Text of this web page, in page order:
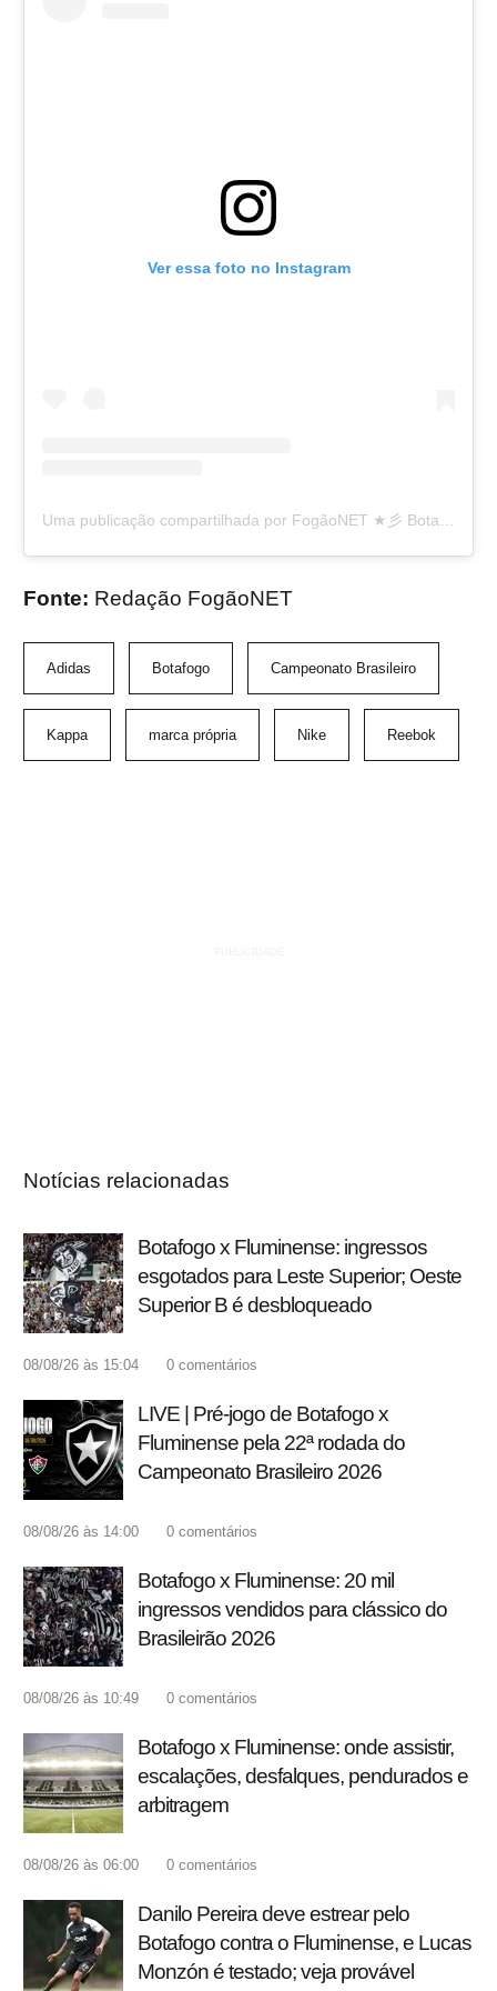
Ver essa foto no Instagram
Fonte: Redação FogãoNET
Adidas Botafogo Campeonato Brasileiro
Kappa marca própria Nike Reebok
Notícias relacionadas
Botafogo x Fluminense: ingressos
esgotados para Leste Superior; Oeste
Superior B é desbloqueado
08/08/26 às 15:04 0 comentários
LIVE | Pré-jogo de Botafogo x
Fluminense pela 22ª rodada do
Campeonato Brasileiro 2026
08/08/26 às 14:00 0 comentários
Botafogo x Fluminense: 20 mil
ingressos vendidos para clássico do
Brasileirão 2026
08/08/26 às 10:49 0 comentários
Botafogo x Fluminense: onde assistir,
escalações, desfalques, pendurados e
arbitragem
08/08/26 às 06:00 0 comentários
Danilo Pereira deve estrear pelo
Botafogo contra o Fluminense, e Lucas
Monzón é testado; veja provável